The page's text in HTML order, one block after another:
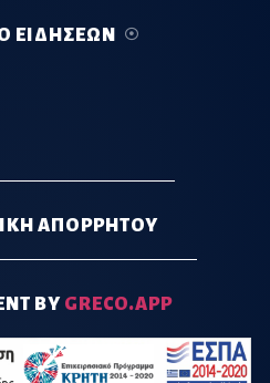
ΕΙΔΉΣΕΩΝ
ΑΠΟΡΡΗΤΟΥ
BY GRECO.APP